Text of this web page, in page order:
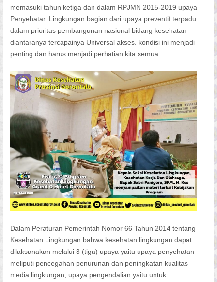
memasuki tahun ketiga dan dalam RPJMN 2015-2019 upaya
Penyehatan Lingkungan bagian dari upaya preventif terpadu
dalam prioritas pembangunan nasional bidang kesehatan
diantaranya tercapainya Universal akses, kondisi ini menjadi
penting dan harus menjadi perhatian kita semua.
Dalam Peraturan Pemerintah Nomor 66 Tahun 2014 tentang
Kesehatan Lingkungan bahwa kesehatan lingkungan dapat
dilaksanakan melalui 3 (tiga) upaya yaitu upaya penyehatan
meliputi pencegahan penurunan dan peningkatan kualitas
media lingkungan, upaya pengendalian yaitu untuk